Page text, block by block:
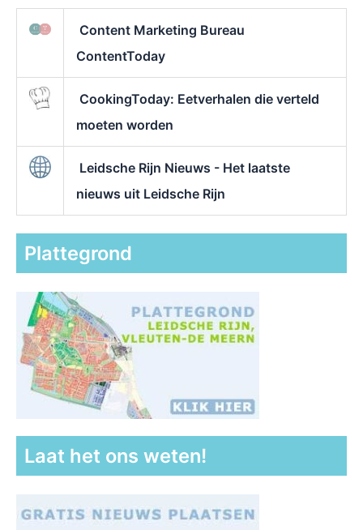
Content Marketing Bureau
ContentToday
CookingToday: Eetverhalen die verteld
moeten worden
Leidsche Rijn Nieuws - Het laatste
nieuws uit Leidsche Rijn
Plattegrond
Laat het ons weten!